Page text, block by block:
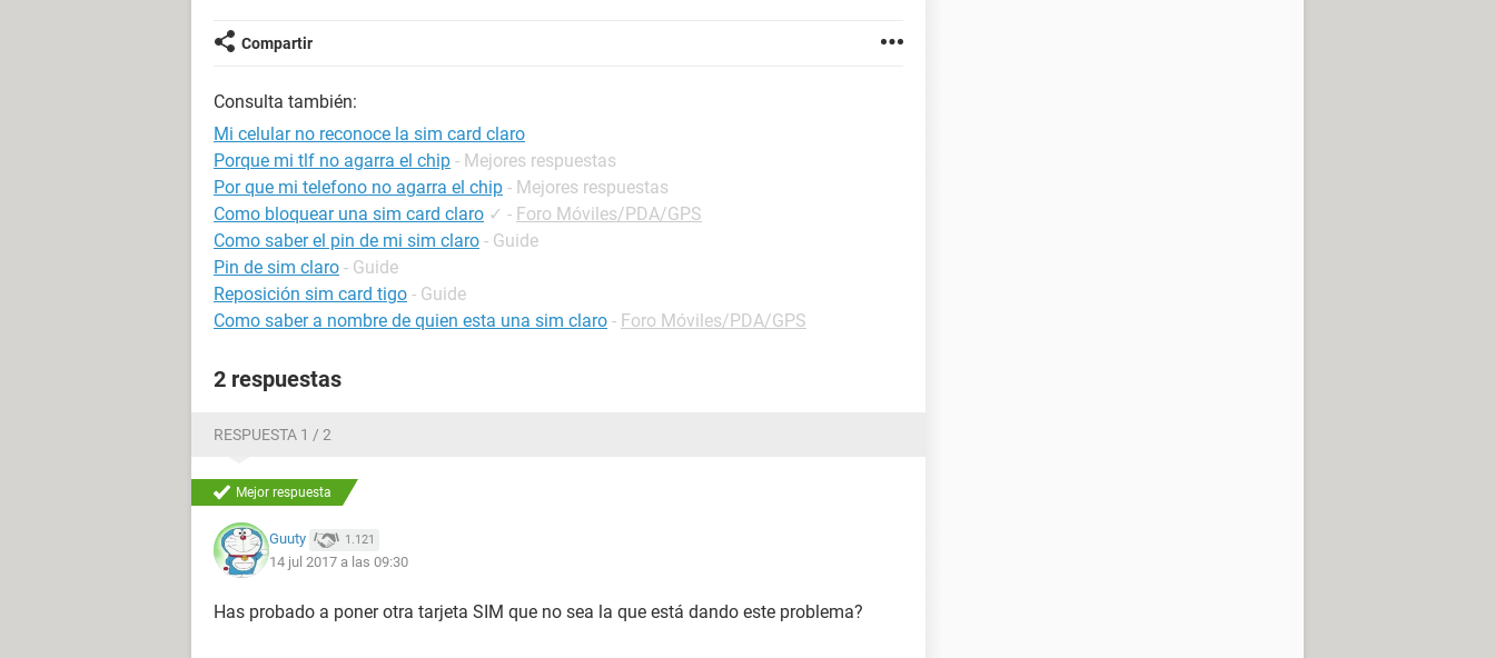
Compartir
Consulta también:
Mi celular no reconoce la sim card claro
Porque mi tlf no agarra el chip - Mejores respuestas
Por que mi telefono no agarra el chip - Mejores respuestas
Como bloquear una sim card claro ✓ - Foro Móviles/PDA/GPS
Como saber el pin de mi sim claro - Guide
Pin de sim claro - Guide
Reposición sim card tigo - Guide
Como saber a nombre de quien esta una sim claro - Foro Móviles/PDA/GPS
2 respuestas
RESPUESTA 1 / 2
Mejor respuesta
Guuty 1.121
14 jul 2017 a las 09:30
Has probado a poner otra tarjeta SIM que no sea la que está dando este problema?